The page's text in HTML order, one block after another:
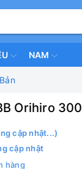
NAM
Orihiro
cập nhật...)
cập nhật
hàng